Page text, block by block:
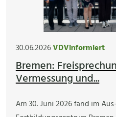
30.06.2026VDVinformiert
Bremen:
Vermessung und...
Am 30. Juni 2026 fand im